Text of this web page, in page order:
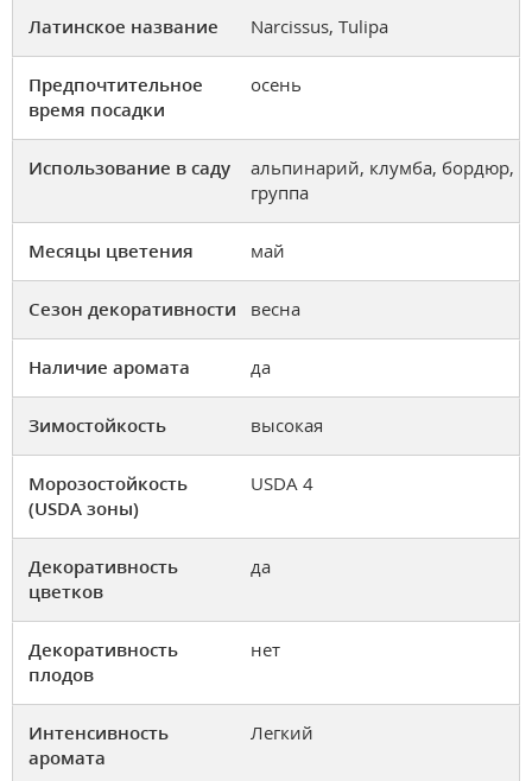
Латинское название Narcissus, Tulipa
Предпочтительное
время посадки
осень
Использование в саду
альпинарий, клумба, бордюр,
группа
Месяцы цветения май
Сезон декоративности весна
Наличие аромата да
Зимостойкость высокая
Морозостойкость
(USDA зоны)
USDA 4
Декоративность
цветков
да
Декоративность
плодов
нет
Интенсивность
аромата
Легкий